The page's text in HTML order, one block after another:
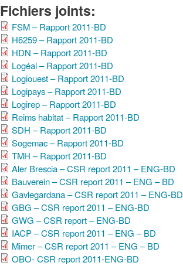
Fichiers joints:
FSM – Rapport 2011-BD
H6259 – Rapport 2011-BD
HDN – Rapport 2011-BD
Logéal – Rapport 2011-BD
Logiouest – Rapport 2011-BD
Logipays – Rapport 2011-BD
Logirep – Rapport 2011-BD
Reims habitat – Rapport 2011-BD
SDH – Rapport 2011-BD
Sogemac – Rapport 2011-BD
TMH – Rapport 2011-BD
Aler Brescia – CSR report 2011 – ENG-BD
Bauverein – CSR report 2011 – ENG – BD
Gavlegardana – CSR report 2011 – ENG-BD
GBG – CSR report 2011 – ENG-BD
GWG – CSR report – ENG-BD
IACP – CSR report 2011 – ENG – BD
Mimer – CSR report 2011 – ENG – BD
OBO- CSR report 2011-ENG-BD